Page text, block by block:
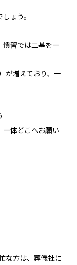
ょう。
慣習では二基を一
が増えており、一
一体どこへお願い
な方は、葬儀社に